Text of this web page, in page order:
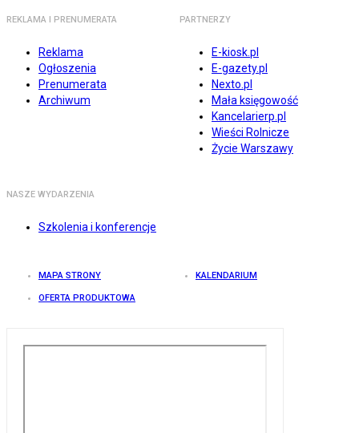
REKLAMA I PRENUMERATA
Reklama
Ogłoszenia
Prenumerata
Archiwum
PARTNERZY
E-kiosk.pl
E-gazety.pl
Nexto.pl
Mała księgowość
Kancelarierp.pl
Wieści Rolnicze
Życie Warszawy
NASZE WYDARZENIA
Szkolenia i konferencje
MAPA STRONY KALENDARIUM
OFERTA PRODUKTOWA